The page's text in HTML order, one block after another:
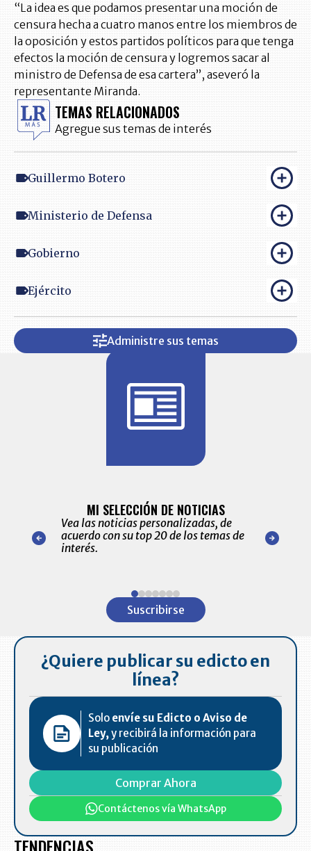
“La idea es que podamos presentar una moción de
censura hecha a cuatro manos entre los miembros de
la oposición y estos partidos políticos para que tenga
efectos la moción de censura y logremos sacar al
ministro de Defensa de esa cartera”, aseveró la
representante Miranda.
TEMAS RELACIONADOS
Agregue sus temas de interés
Guillermo Botero
Ministerio de Defensa
Gobierno
Ejército
Administre sus temas
nuestro
para
MI SELECCIÓN DE NOTICIAS
Vea las noticias personalizadas, de
acuerdo con su top 20 de los temas de
interés.
de las
Suscribirse
¿Quiere publicar su edicto en
línea?
Solo envíe su Edicto o Aviso de
Ley,y recibirá la información para
su publicación
Comprar Ahora
Contáctenos vía WhatsApp